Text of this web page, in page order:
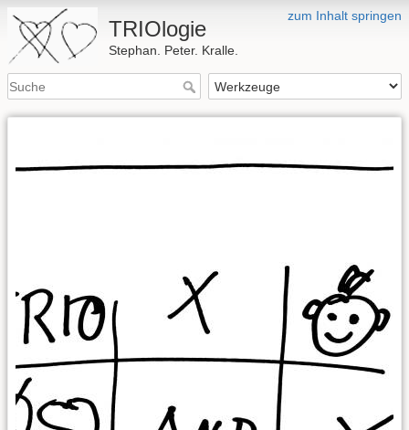
zum Inhalt springen
TRIOlogie
Stephan. Peter. Kralle.